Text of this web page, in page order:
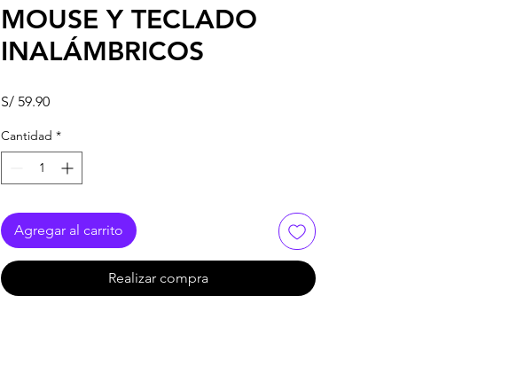
MOUSE Y TECLADO
INALÁMBRICOS
S/ 59.90Precio
Cantidad *
Agregar al carrito
Realizar compra